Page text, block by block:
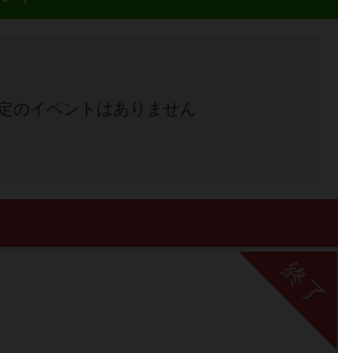
のイベントはありません
終了